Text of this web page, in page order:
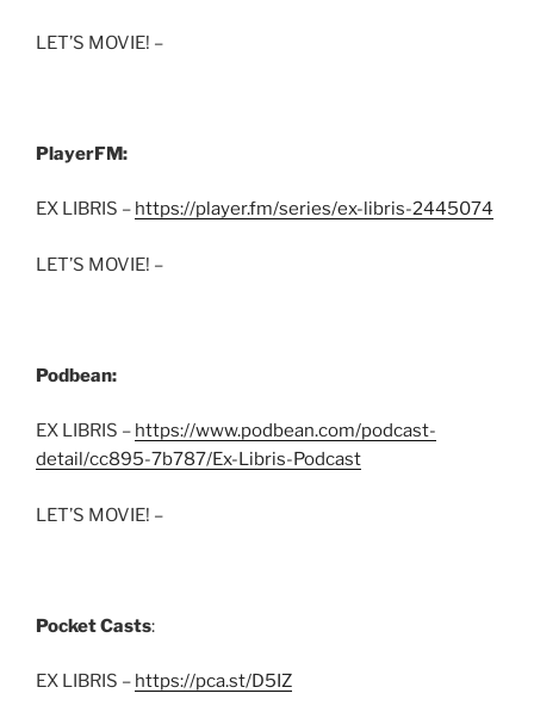
LET’S MOVIE! –
PlayerFM:
EX LIBRIS – https://player.fm/series/ex-libris-2445074
LET’S MOVIE! –
Podbean:
EX LIBRIS – https://www.podbean.com/podcast-
detail/cc895-7b787/Ex-Libris-Podcast
LET’S MOVIE! –
Pocket Casts:
EX LIBRIS – https://pca.st/D5IZ